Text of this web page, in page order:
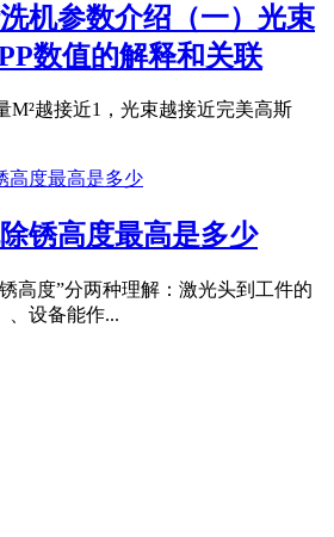
机参数介绍（一）光束
数值的解释和关联
M²越接近1，光束越接近完美高斯
锈高度最高是多少
高度”分两种理解：激光头到工件的
、设备能作...